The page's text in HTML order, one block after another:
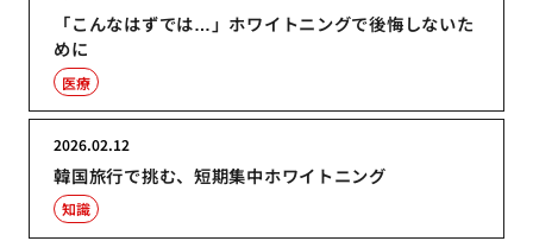
「こんなはずでは…」ホワイトニングで後悔しないた
めに
医療
韓国旅行で挑む、短期集中ホワイトニング
2026.02.12
知識